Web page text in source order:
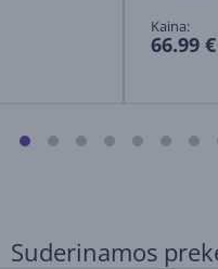
Kaina:
66.99 €
Suderinamos